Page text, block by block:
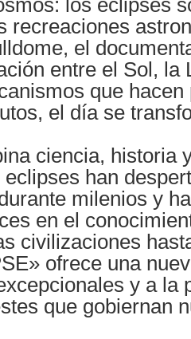
los eclipses
recreaciones
el
entre el Sol, la
que hacen
el día se
ciencia, historia
han
milenios y
en el
civilizaciones
ofrece una
y a la
que gobiernan